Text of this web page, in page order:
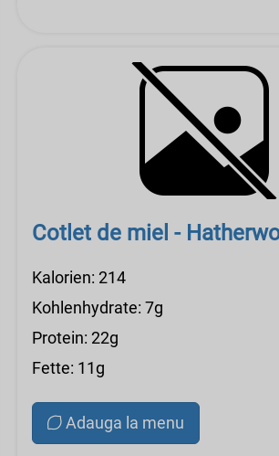
Cotlet de miel -
Kalorien: 214
Kohlenhydrate: 7g
Protein: 22g
Fette: 11g
Adauga la menu